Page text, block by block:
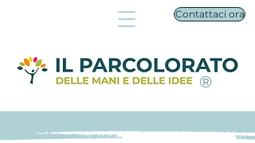
Contattaci ora
®